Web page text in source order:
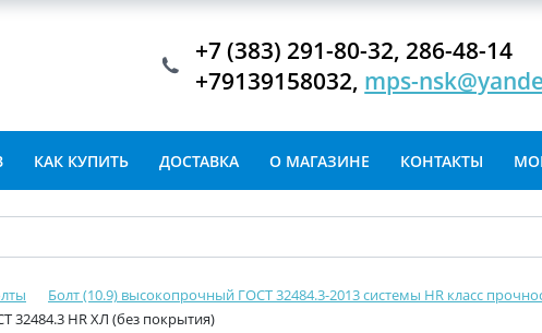
+7 (383) 291-80-32, 286-48-14
+79139158032, mps-
КАК КУПИТЬ ДОСТАВКА О МАГАЗИНЕ КОНТАКТЫ
Болт (10.9) высокопрочный ГОСТ 32484.3-2013 системы HR класс
32484.3 HR ХЛ (без покрытия)